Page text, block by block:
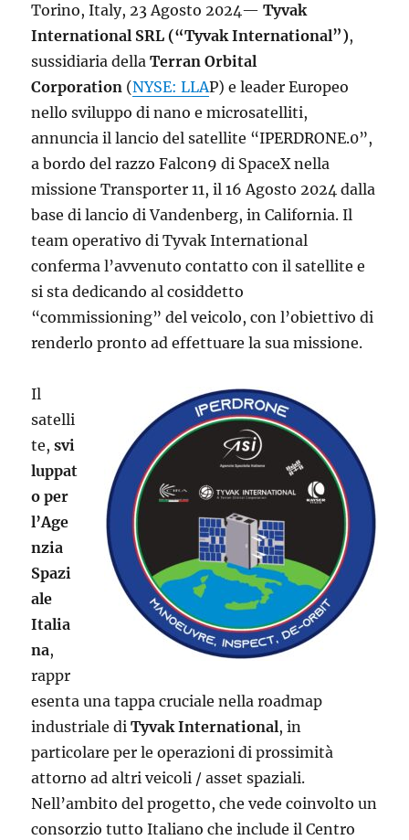
Torino, Italy, 23 Agosto 2024—Tyvak
International SRL (“Tyvak International”),
sussidiaria dellaTerran Orbital
Corporation (NYSE: LLAP) e leader Europeo
nello sviluppo di nano e microsatelliti,
annuncia il lancio del satellite “IPERDRONE.0”,
a bordo del razzo Falcon9 di SpaceX nella
missione Transporter 11, il 16 Agosto 2024 dalla
base di lancio di Vandenberg, in California. Il
team operativo di Tyvak International
conferma l’avvenuto contatto con il satellite e
si sta dedicando al cosiddetto
“commissioning” del veicolo, con l’obiettivo di
renderlo pronto ad effettuare la sua missione.
Il
satelli
te, svi
luppat
o per
l’Age
nzia
Spazi
ale
Italia
na,
rappr
esenta una tappa cruciale nella roadmap
industriale di Tyvak International, in
particolare per le operazioni di prossimità
attorno ad altri veicoli / asset spaziali.
Nell’ambito del progetto, che vede coinvolto un
consorzio tutto Italiano che include il Centro